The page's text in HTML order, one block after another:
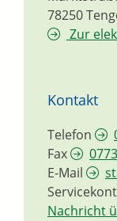
78250
Zur
Kontakt
Telefon
Fax
E-Mail
Nachricht